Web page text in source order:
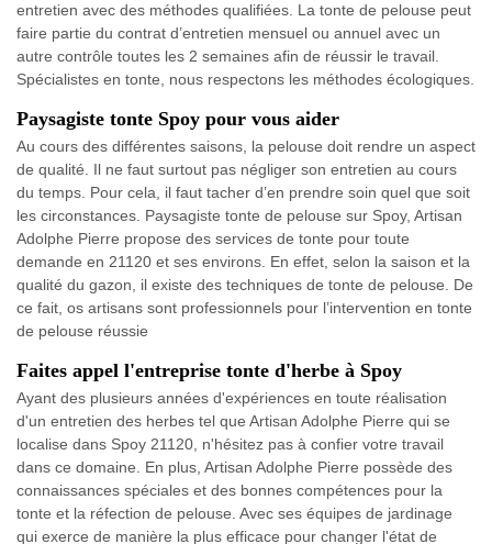
entretien avec des méthodes qualifiées. La tonte de pelouse peut
faire partie du contrat d’entretien mensuel ou annuel avec un
autre contrôle toutes les 2 semaines afin de réussir le travail.
Spécialistes en tonte, nous respectons les méthodes écologiques.
Paysagiste tonte Spoy pour vous aider
Au cours des différentes saisons, la pelouse doit rendre un aspect
de qualité. Il ne faut surtout pas négliger son entretien au cours
du temps. Pour cela, il faut tacher d’en prendre soin quel que soit
les circonstances. Paysagiste tonte de pelouse sur Spoy, Artisan
Adolphe Pierre propose des services de tonte pour toute
demande en 21120 et ses environs. En effet, selon la saison et la
qualité du gazon, il existe des techniques de tonte de pelouse. De
ce fait, os artisans sont professionnels pour l’intervention en tonte
de pelouse réussie
Faites appel l'entreprise tonte d'herbe à Spoy
Ayant des plusieurs années d'expériences en toute réalisation
d'un entretien des herbes tel que Artisan Adolphe Pierre qui se
localise dans Spoy 21120, n'hésitez pas à confier votre travail
dans ce domaine. En plus, Artisan Adolphe Pierre possède des
connaissances spéciales et des bonnes compétences pour la
tonte et la réfection de pelouse. Avec ses équipes de jardinage
qui exerce de manière la plus efficace pour changer l'état de